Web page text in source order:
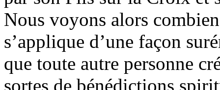
Nous voyons alors
s’applique d’une façon
que toute autre personne
sortes de bénédictions